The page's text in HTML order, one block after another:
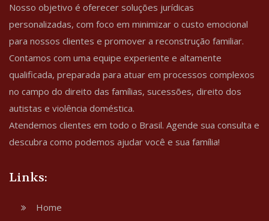
Nosso objetivo é oferecer soluções jurídicas
personalizadas, com foco em minimizar o custo emocional
para nossos clientes e promover a reconstrução familiar.
Contamos com uma equipe experiente e altamente
qualificada, preparada para atuar em processos complexos
no campo do direito das famílias, sucessões, direito dos
autistas e violência doméstica.
Atendemos clientes em todo o Brasil. Agende sua consulta e
descubra como podemos ajudar você e sua família!
Links:
Home